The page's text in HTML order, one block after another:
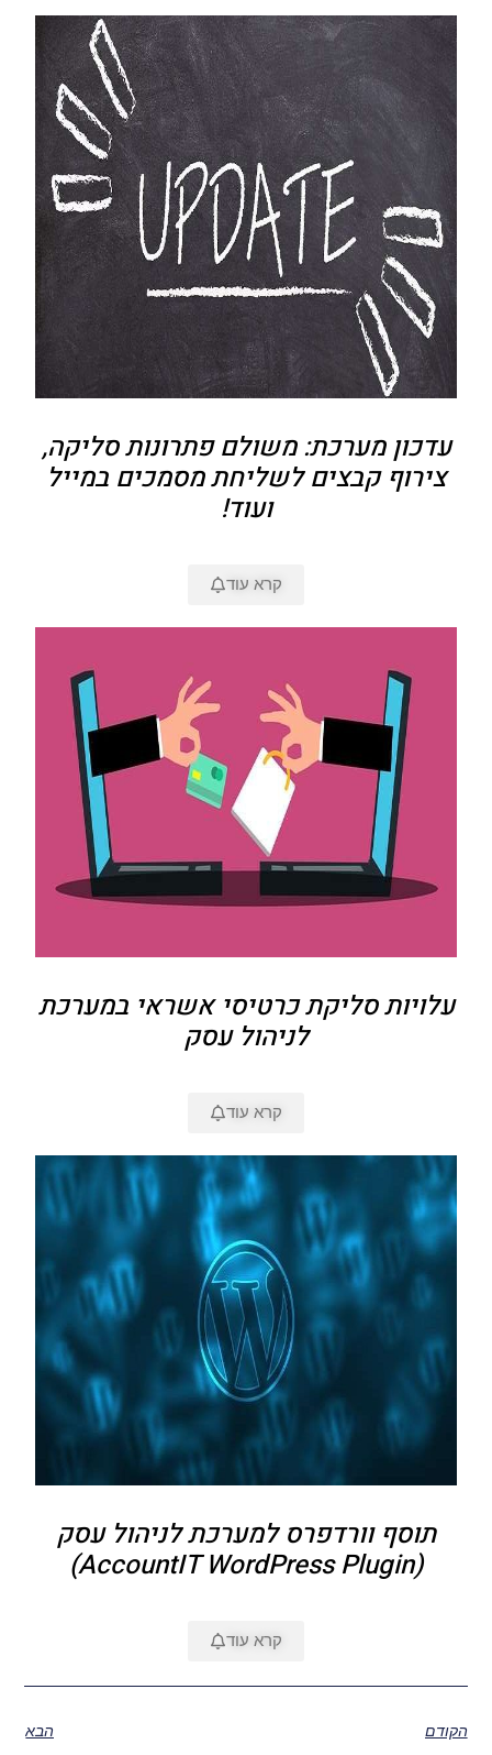
עדכון מערכת: משולם פתרונות סליקה,
צירוף קבצים לשליחת מסמכים במייל
ועוד!
קרא עוד
עלויות סליקת כרטיסי אשראי במערכת
לניהול עסק
קרא עוד
תוסף וורדפרס למערכת לניהול עסק
(AccountIT WordPress Plugin)
קרא עוד
הקודם הבא